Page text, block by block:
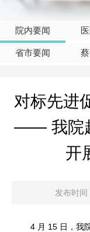
院内要闻
省市要闻
对标先进
—— 我院
开
发布时
4 月 15 日，我